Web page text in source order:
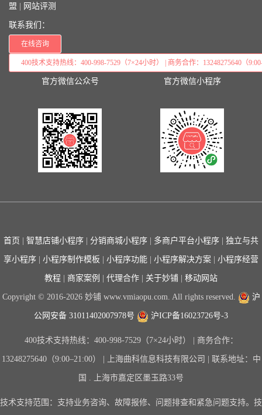
盟 网站评测
联系我们：
在线咨询
400技术支持热线：400-998-7529（7×24小时） | 商务合作：13248275640（
官方微信公众号 官方微信小程序
首页 智慧店铺小程序 分销商城小程序 多商户平台小程序 独立与共
享小程序 小程序制作模板 小程序功能 小程序解决方案 小程序经营
教程 商家案例 代理合作 关于妙铺 移动网站
Copyright © 2016-2026 妙铺 www.vmiaopu.com. All rights reserved. 沪
公网安备 31011402007978号 沪ICP备16023726号-3
400技术支持热线：400-998-7529（7×24小时） | 商务合作：
13248275640（9:00–21:00） | 上海曲科信息科技有限公司 | 联系地址：中
国 . 上海市嘉定区墨玉路33号
技术支持范围：支持业务咨询、故障报修、问题排查和紧急问题支持。技